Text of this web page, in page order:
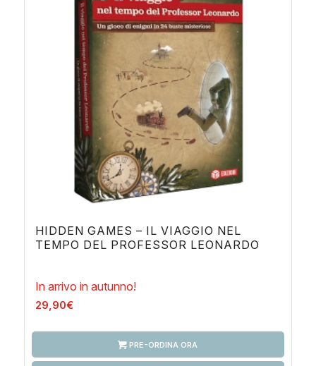
HIDDEN GAMES – IL VIAGGIO NEL
TEMPO DEL PROFESSOR LEONARDO
In arrivo in autunno!
29,90€
PRE-ORDINA ORA